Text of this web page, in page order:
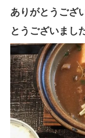
ありがとうござ
とうございまし